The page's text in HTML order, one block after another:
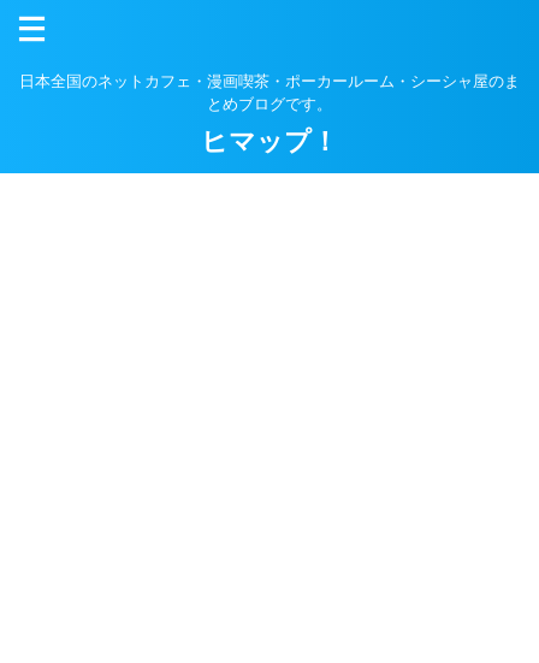
日本全国のネットカフェ・漫画喫茶・ポーカールーム・シーシャ屋のま
とめブログです。
ヒマップ！